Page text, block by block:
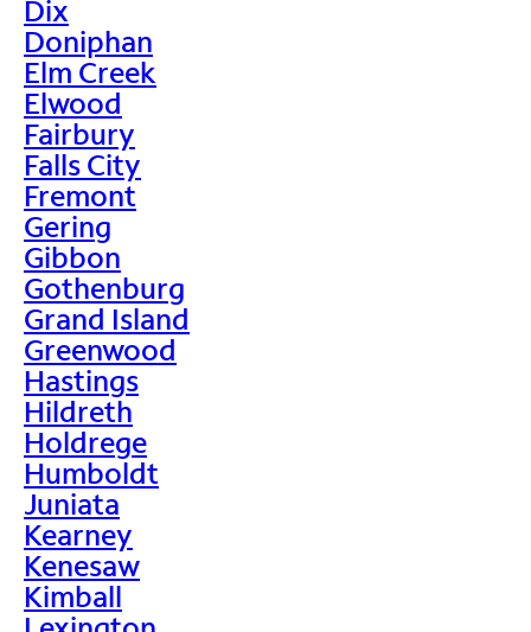
Dix
Doniphan
Elm Creek
Elwood
Fairbury
Falls City
Fremont
Gering
Gibbon
Gothenburg
Grand Island
Greenwood
Hastings
Hildreth
Holdrege
Humboldt
Juniata
Kearney
Kenesaw
Kimball